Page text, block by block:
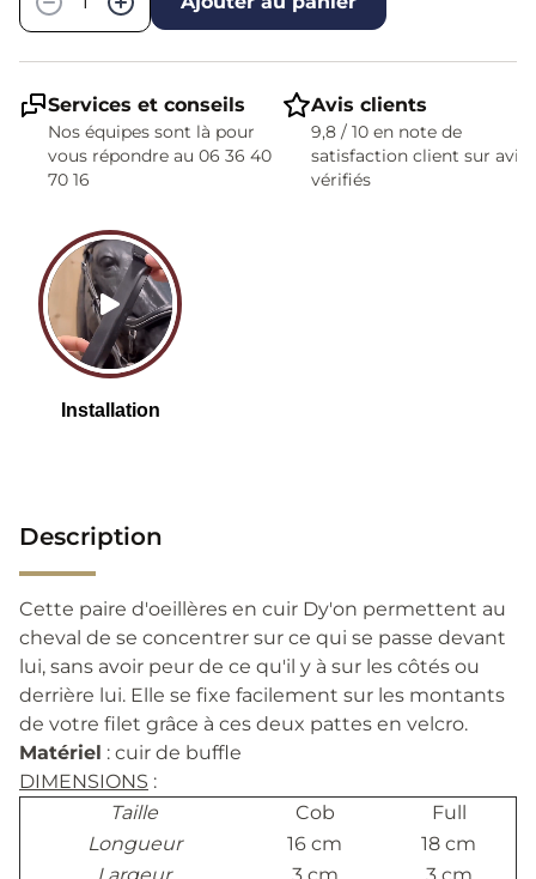
Services et conseils
Nos équipes sont là pour
vous répondre au 06 36 40
70 16
Avis clients
9,8 / 10 en note de
satisfaction client sur avis
vérifiés
Description
Cette paire d'oeillères en cuir Dy'on permettent au
cheval de se concentrer sur ce qui se passe devant
lui, sans avoir peur de ce qu'il y à sur les côtés ou
derrière lui. Elle se fixe facilement sur les montants
de votre filet grâce à ces deux pattes en velcro.
Matériel : cuir de buffle
DIMENSIONS :
Taille
Cob
Full
Longueur
16 cm
18 cm